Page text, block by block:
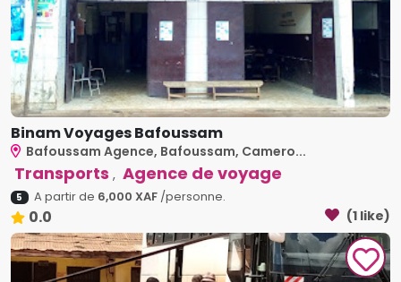
Binam Voyages Bafoussam
Bafoussam Agence, Bafoussam, Camero...
Transports , Agence de voyage
5 A partir de 6,000 XAF/personne.
0.0 (1 like)